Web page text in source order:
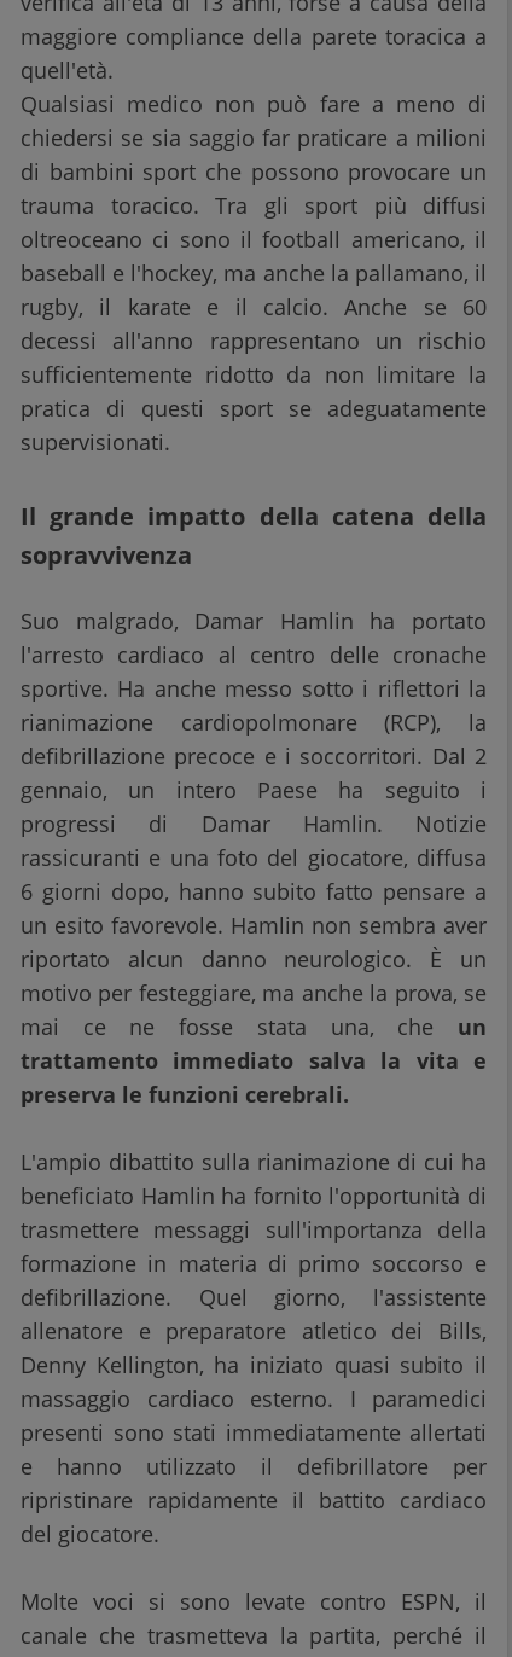
maggiore compliance della parete toracica a
quell'età.
Qualsiasi medico non può fare a meno di
chiedersi se sia saggio far praticare a milioni
di bambini sport che possono provocare un
trauma toracico. Tra gli sport più diffusi
oltreoceano ci sono il football americano, il
baseball e l'hockey, ma anche la pallamano, il
rugby, il karate e il calcio. Anche se 60
decessi all'anno rappresentano un rischio
sufficientemente ridotto da non limitare la
pratica di questi sport se adeguatamente
supervisionati.
Il grande impatto della catena della
sopravvivenza
Suo malgrado, Damar Hamlin ha portato
l'arresto cardiaco al centro delle cronache
sportive. Ha anche messo sotto i riflettori la
rianimazione cardiopolmonare (RCP), la
defibrillazione precoce e i soccorritori. Dal 2
gennaio, un intero Paese ha seguito i
progressi di Damar Hamlin. Notizie
rassicuranti e una foto del giocatore, diffusa
6 giorni dopo, hanno subito fatto pensare a
un esito favorevole. Hamlin non sembra aver
riportato alcun danno neurologico. È un
motivo per festeggiare, ma anche la prova, se
mai ce ne fosse stata una, che un
trattamento immediato salva la vita e
preserva le funzioni cerebrali.
L'ampio dibattito sulla rianimazione di cui ha
beneficiato Hamlin ha fornito l'opportunità di
trasmettere messaggi sull'importanza della
formazione in materia di primo soccorso e
defibrillazione. Quel giorno, l'assistente
allenatore e preparatore atletico dei Bills,
Denny Kellington, ha iniziato quasi subito il
massaggio cardiaco esterno. I paramedici
presenti sono stati immediatamente allertati
e hanno utilizzato il defibrillatore per
ripristinare rapidamente il battito cardiaco
del giocatore.
Molte voci si sono levate contro ESPN, il
canale che trasmetteva la partita, perché il